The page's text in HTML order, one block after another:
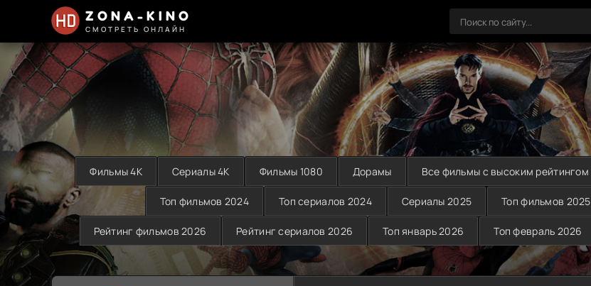
ZONA-KINO
СМОТРЕТЬ ОНЛАЙН
Фильмы 4K Сериалы 4K Фильмы 1080 Дорамы Все фильмы с высоким рейтингом
Топ фильмов 2024 Топ сериалов 2024 Сериалы 2025 Топ фильмов 2025
Рейтинг фильмов 2026 Рейтинг сериалов 2026 Топ январь 2026 Топ февраль 2026